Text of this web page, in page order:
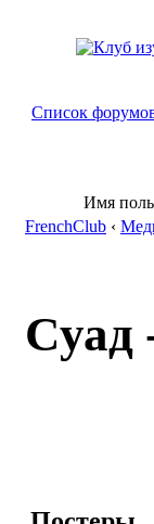
Список
Имя
FrenchClub ‹
Суад